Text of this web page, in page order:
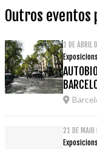
Outros eventos
1 DE ABRIL
Exposicions
21 DE
Exposicions